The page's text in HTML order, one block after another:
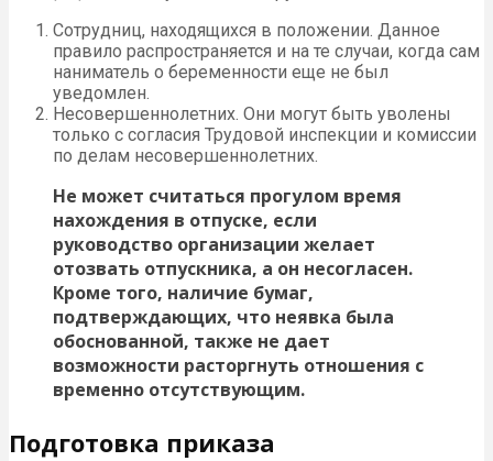
Сотрудниц, находящихся в положении. Данное
правило распространяется и на те случаи, когда сам
наниматель о беременности еще не был
уведомлен.
Несовершеннолетних. Они могут быть уволены
только с согласия Трудовой инспекции и комиссии
по делам несовершеннолетних.
Не может считаться прогулом время
нахождения в отпуске, если
руководство организации желает
отозвать отпускника, а он несогласен.
Кроме того, наличие бумаг,
подтверждающих, что неявка была
обоснованной, также не дает
возможности расторгнуть отношения с
временно отсутствующим.
Подготовка приказа